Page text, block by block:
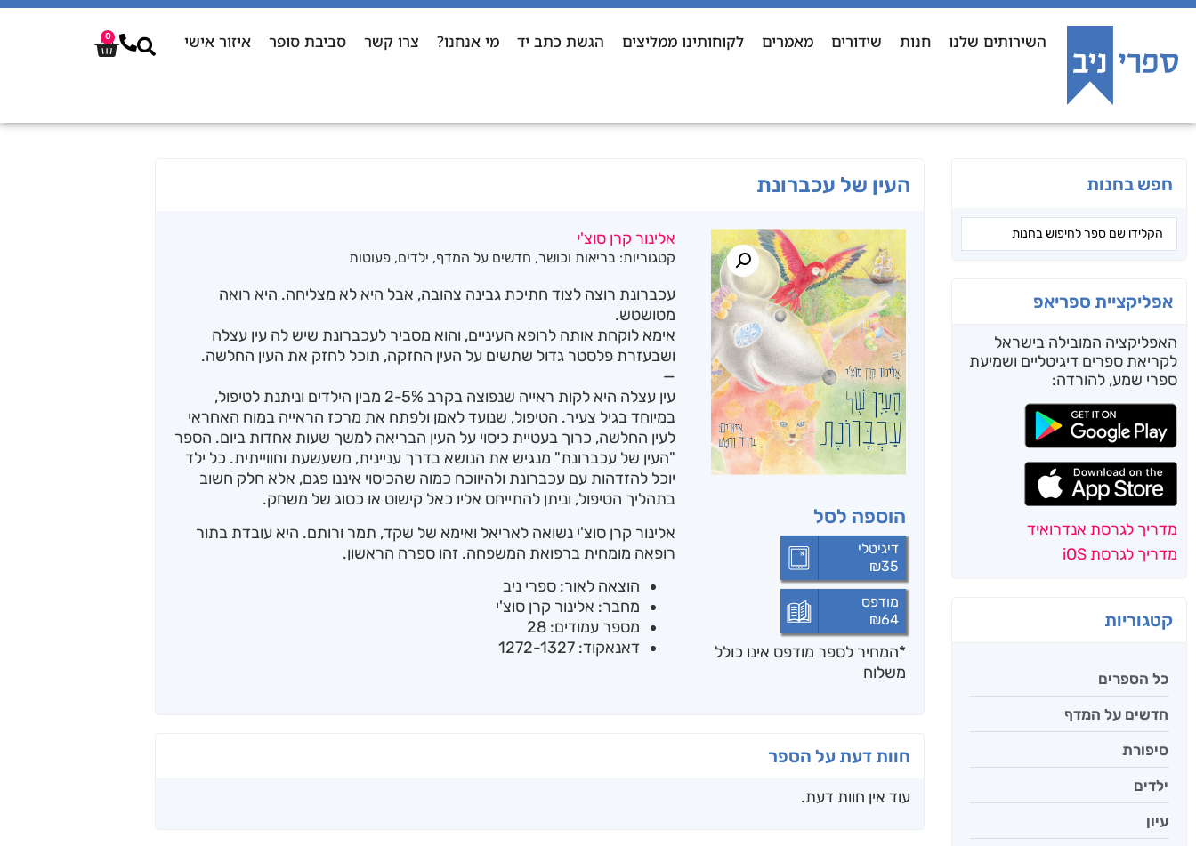
השירותים שלנו חנות שידורים מאמרים לקוחותינו ממליצים הגשת כתב יד מי אנחנו? צרו קשר סביבת סופר איזור אישי 0
חפש בחנות
אפליקציית ספריאפ
האפליקציה המובילה בישראל
לקריאת ספרים דיגיטליים ושמיעת
ספרי שמע, להורדה:
מדריך לגרסת אנדרואיד
מדריך לגרסת iOS
קטגוריות
כל הספרים
חדשים על המדף
סיפורת
ילדים
עיון
העין של עכברונת
הוספה לסל
דיגיטלי
₪35
מודפס
₪64
*המחיר לספר מודפס אינו כולל
משלוח
אלינור קרן סוצ'י
קטגוריות: בריאות וכושר, חדשים על המדף, ילדים, פעוטות
עכברונת רוצה לצוד חתיכת גבינה צהובה, אבל היא לא מצליחה. היא רואה
מטושטש.
אימא לוקחת אותה לרופא העיניים, והוא מסביר לעכברונת שיש לה עין עצלה
ושבעזרת פלסטר גדול שתשים על העין החזקה, תוכל לחזק את העין החלשה.
—
עין עצלה היא לקות ראייה שנפוצה בקרב 2-5% מבין הילדים וניתנת לטיפול,
במיוחד בגיל צעיר. הטיפול, שנועד לאמן ולפתח את מרכז הראייה במוח האחראי
לעין החלשה, כרוך בעטיית כיסוי על העין הבריאה למשך שעות אחדות ביום. הספר
"העין של עכברונת" מנגיש את הנושא בדרך עניינית, משעשעת וחווייתית. כל ילד
יוכל להזדהות עם עכברונת ולהיווכח כמוה שהכיסוי איננו פגם, אלא חלק חשוב
בתהליך הטיפול, וניתן להתייחס אליו כאל קישוט או כסוג של משחק.
אלינור קרן סוצ'י נשואה לאריאל ואימא של שקד, תמר ורותם. היא עובדת בתור
רופאה מומחית ברפואת המשפחה. זהו ספרה הראשון.
הוצאה לאור: ספרי ניב
מחבר: אלינור קרן סוצ'י
מספר עמודים: 28
דאנאקוד: 1272-1327
חוות דעת על הספר
עוד אין חוות דעת.